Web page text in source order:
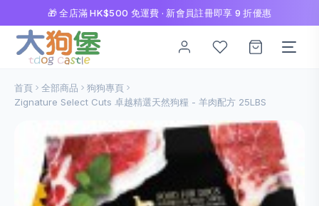
🎁 全店滿 HK$500 免運費 · 新會員註冊即享 9 折優惠
首頁 全部商品
狗狗專頁
Zignature Select Cuts 卓越精選天然狗糧 - 羊肉配方 25LBS